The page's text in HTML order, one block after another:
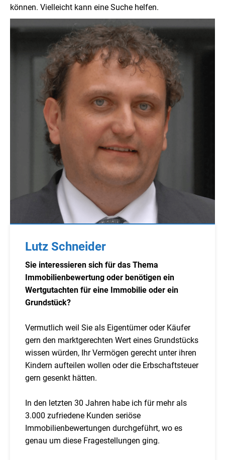
können. Vielleicht kann eine Suche helfen.
Lutz Schneider
Sie interessieren sich für das Thema
Immobilienbewertung oder benötigen ein
Wertgutachten für eine Immobilie oder ein
Grundstück?
Vermutlich weil Sie als Eigentümer oder Käufer
gern den marktgerechten Wert eines Grundstücks
wissen würden, Ihr Vermögen gerecht unter ihren
Kindern aufteilen wollen oder die Erbschaftsteuer
gern gesenkt hätten.
In den letzten 30 Jahren habe ich für mehr als
3.000 zufriedene Kunden seriöse
Immobilienbewertungen durchgeführt, wo es
genau um diese Fragestellungen ging.